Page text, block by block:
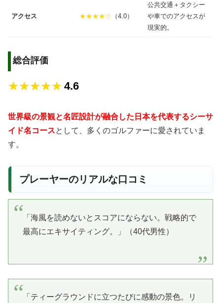
アクセス ★★★★☆ （4.0）
公共交通＋タクシー
や車でのアクセスが
現実的。
総合評価
★★★★★ 4.6
世界級の景観と名匠設計が融合した日本を代表するシーサ
イド名コースとして、多くのゴルファーに愛されていま
す。
プレーヤーのリアルな口コミ
「海風を読めないとスコアにならない。戦略的で
最高にエキサイティング。」（40代男性）
「ティーグラウンドに立つたびに感動の景色。リ